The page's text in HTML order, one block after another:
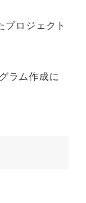
ロジェクト
ラム作成に